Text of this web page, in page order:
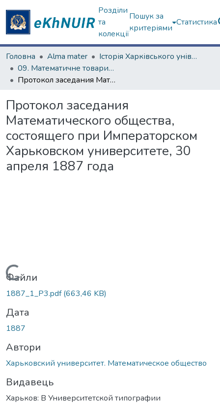
Розділи
та
колекції
Пошук за
критеріями
Статистика
Головна Alma mater
Історія Харківського університету
09. Математичне товариство (з 1879 р.)
Протокол заседания Математического общества, состоящего при Императорском Харьковском университете, 30 апреля 1887 года
Протокол заседания
Математического общества,
состоящего при Императорском
Харьковском университете, 30
апреля 1887 года
Вантажиться...
Файли
1887_1_P3.pdf(663,46 KB)
Дата
1887
Автори
Харьковский университет. Математическое общество
Видавець
Харьков: В Университетской типографии